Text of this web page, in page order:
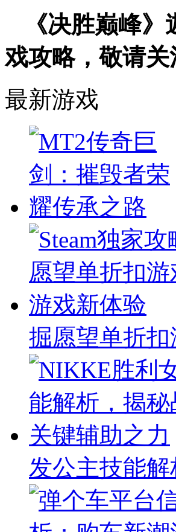
《决胜巅峰
戏攻略，敬请
最新游戏
掘愿望单折
发公主技能